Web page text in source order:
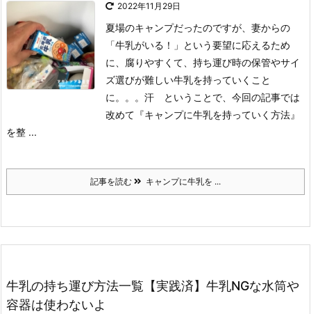
2022年11月29日
夏場のキャンプだったのですが、妻からの
「牛乳がいる！」という要望に応えるため
に、腐りやすくて、持ち運び時の保管やサイ
ズ選びが難しい牛乳を持っていくこと
に。。。汗 ということで、今回の記事では
改めて『キャンプに牛乳を持っていく方法』
を整 ...
記事を読む キャンプに牛乳を ...
牛乳の持ち運び方法一覧【実践済】牛乳NGな水筒や
容器は使わないよ